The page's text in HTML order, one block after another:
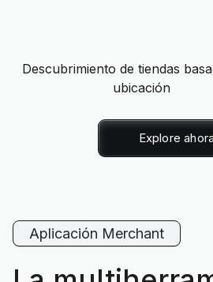
Descubrimiento de tiendas
ubicación
Explore ahora
Aplicación Merchant